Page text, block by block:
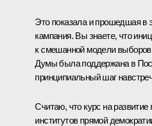
Это показала и прошедшая в
кампания. Вы знаете, что
к смешанной модели выборов
Думы была поддержана в
принципиальный шаг
Считаю, что курс на
институтов прямой